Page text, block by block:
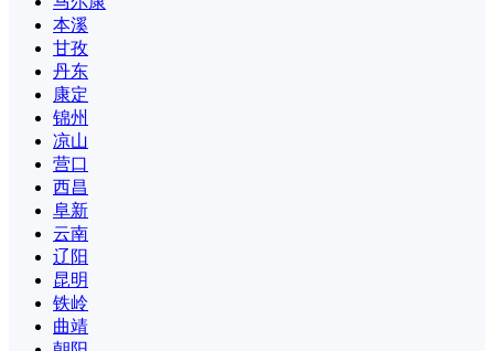
本溪
甘孜
丹东
康定
锦州
凉山
营口
西昌
阜新
云南
辽阳
昆明
铁岭
曲靖